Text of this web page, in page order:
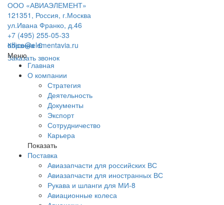
ООО «АВИАЭЛЕМЕНТ»
121351, Россия, г.Москва
ул.Ивана Франко, д.46
+7 (495) 255-05-33
office@elementavia.ru
Заказать звонок
Корзина0
Меню
Главная
О компании
Стратегия
Деятельность
Документы
Экспорт
Сотрудничество
Карьера
Показать
Поставка
Авиазапчасти для российских ВС
Авиазапчасти для иностранных ВС
Рукава и шланги для МИ-8
Авиационные колеса